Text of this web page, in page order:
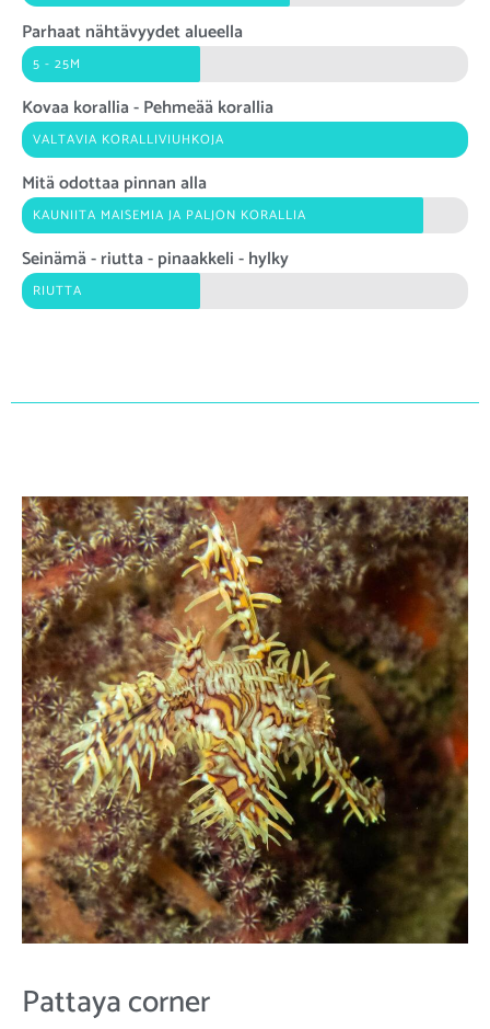
Parhaat nähtävyydet alueella
5 - 25M
Kovaa korallia - Pehmeää korallia
VALTAVIA KORALLIVIUHKOJA
Mitä odottaa pinnan alla
KAUNIITA MAISEMIA JA PALJON KORALLIA
Seinämä - riutta - pinaakkeli - hylky
RIUTTA
Pattaya corner